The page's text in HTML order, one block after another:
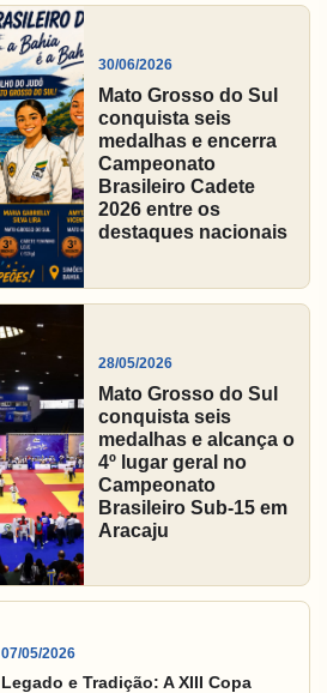
30/06/2026
Mato Grosso do Sul
conquista seis
medalhas e encerra
Campeonato
Brasileiro Cadete
2026 entre os
destaques nacionais
28/05/2026
Mato Grosso do Sul
conquista seis
medalhas e alcança o
4º lugar geral no
Campeonato
Brasileiro Sub-15 em
Aracaju
07/05/2026
Legado e Tradição: A XIII Copa